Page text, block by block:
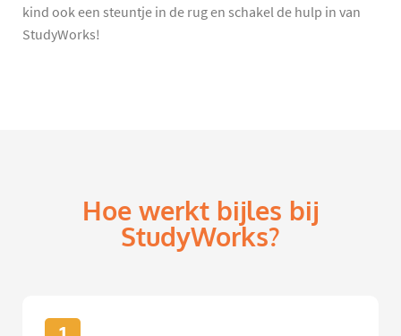
kind ook een steuntje in de rug en schakel de hulp in van
StudyWorks!
Hoe werkt bijles bij
StudyWorks?